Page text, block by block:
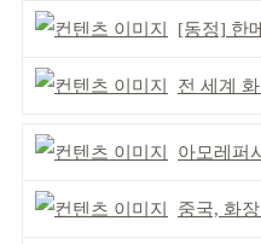
[동정] 한메
전 세계 화
아모레퍼시
중국, 화장품